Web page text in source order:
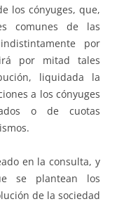
los cónyuges, que,
comunes de las
por
por mitad tales
liquidada la
a los cónyuges
o de cuotas
en la consulta, y
se plantean los
de la sociedad